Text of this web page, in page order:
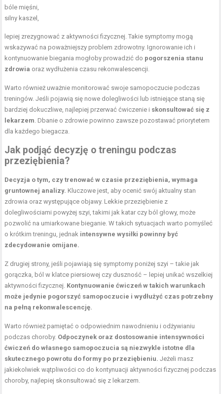
bóle mięśni,
silny kaszel,
lepiej zrezygnować z aktywności fizycznej. Takie symptomy mogą
wskazywać na poważniejszy problem zdrowotny. Ignorowanie ich i
kontynuowanie biegania mogłoby prowadzić do pogorszenia stanu
zdrowia oraz wydłużenia czasu rekonwalescencji.
Warto również uważnie monitorować swoje samopoczucie podczas
treningów. Jeśli pojawią się nowe dolegliwości lub istniejące staną się
bardziej dokuczliwe, najlepiej przerwać ćwiczenie i skonsultować się z
lekarzem . Dbanie o zdrowie powinno zawsze pozostawać priorytetem
dla każdego biegacza.
Jak podjąć decyzję o treningu podczas
przeziębienia?
Decyzja o tym, czy trenować w czasie przeziębienia, wymaga
gruntownej analizy. Kluczowe jest, aby ocenić swój aktualny stan
zdrowia oraz występujące objawy. Lekkie przeziębienie z
dolegliwościami powyżej szyi, takimi jak katar czy ból głowy, może
pozwolić na umiarkowane bieganie. W takich sytuacjach warto pomyśleć
o krótkim treningu, jednak intensywne wysiłki powinny być
zdecydowanie omijane.
Z drugiej strony, jeśli pojawiają się symptomy poniżej szyi – takie jak
gorączka, ból w klatce piersiowej czy duszność – lepiej unikać wszelkiej
aktywności fizycznej. Kontynuowanie ćwiczeń w takich warunkach
może jedynie pogorszyć samopoczucie i wydłużyć czas potrzebny
na pełną rekonwalescencję.
Warto również pamiętać o odpowiednim nawodnieniu i odżywianiu
podczas choroby. Odpoczynek oraz dostosowanie intensywności
ćwiczeń do własnego samopoczucia są niezwykle istotne dla
skutecznego powrotu do formy po przeziębieniu. Jeżeli masz
jakiekolwiek wątpliwości co do kontynuacji aktywności fizycznej podczas
choroby, najlepiej skonsultować się z lekarzem.